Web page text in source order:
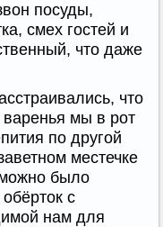
посуды,
смех гостей и
что даже
что
мы в рот
по другой
местечке
было
с
нам для